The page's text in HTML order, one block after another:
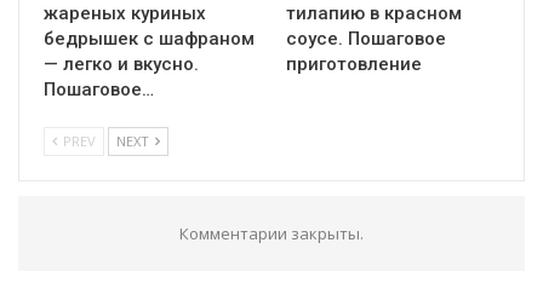
жареных куриных
бедрышек с шафраном
— легко и вкусно.
Пошаговое…
тилапию в красном
соусе. Пошаговое
приготовление
PREV NEXT
Комментарии закрыты.